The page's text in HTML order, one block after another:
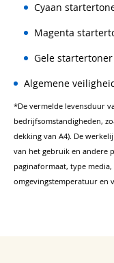
Cyaan
Magenta
Gele
Algemene
*De vermelde levensduur
bedrijfsomstandigheden,
dekking van A4). De
van het gebruik en andere
paginaformaat, type
omgevingstemperatuur en